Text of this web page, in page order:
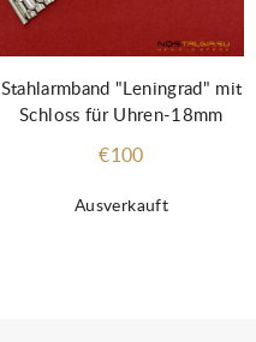
Ausverkauft
Stahlarmband "Leningrad" mit
Schloss für Uhren-18mm
€100